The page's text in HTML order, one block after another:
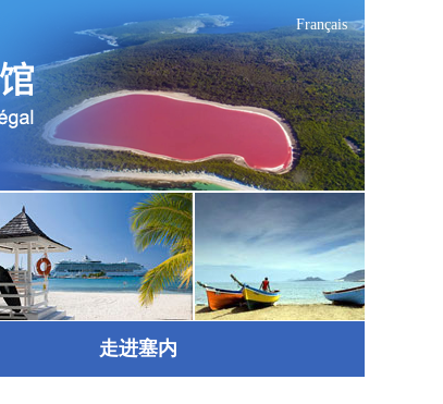
Français
走进塞内